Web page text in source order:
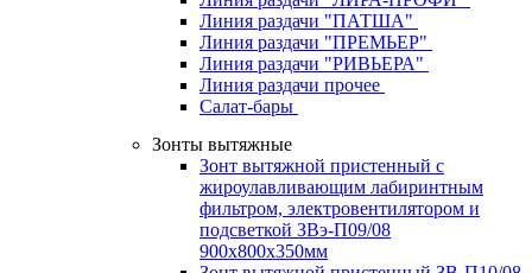
Линия раздачи "ПАТША"
Линия раздачи "ПРЕМЬЕР"
Линия раздачи "РИВЬЕРА"
Линия раздачи прочее
Салат-бары
Зонты вытяжные
Зонт вытяжной пристенный с
жироулавливающим лабиринтным
фильтром, электровентилятором и
подсветкой ЗВэ-П09/08
900х800х350мм